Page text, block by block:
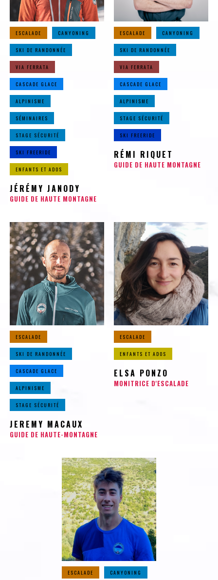
ESCALADE CANYONING
SKI DE RANDONNÉE
VIA FERRATA
CASCADE GLACE
ALPINISME
SÉMINAIRES
STAGE SÉCURITÉ
SKI FREERIDE
ENFANTS ET ADOS
JÉRÉMY JANODY
GUIDE DE HAUTE MONTAGNE
ESCALADE CANYONING
SKI DE RANDONNÉE
VIA FERRATA
CASCADE GLACE
ALPINISME
STAGE SÉCURITÉ
SKI FREERIDE
RÉMI RIQUET
GUIDE DE HAUTE MONTAGNE
ESCALADE
SKI DE RANDONNÉE
CASCADE GLACE
ALPINISME
STAGE SÉCURITÉ
JEREMY MACAUX
GUIDE DE HAUTE-MONTAGNE
ESCALADE
ENFANTS ET ADOS
ELSA PONZO
MONITRICE D'ESCALADE
ESCALADE CANYONING